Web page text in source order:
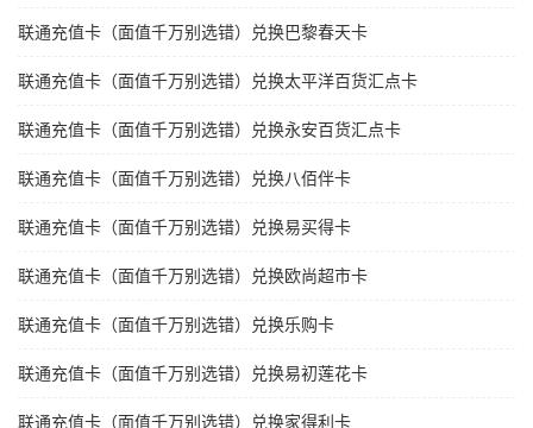
联通充值卡（面值千万别选错）兑换巴黎春天卡
联通充值卡（面值千万别选错）兑换太平洋百货汇点卡
联通充值卡（面值千万别选错）兑换永安百货汇点卡
联通充值卡（面值千万别选错）兑换八佰伴卡
联通充值卡（面值千万别选错）兑换易买得卡
联通充值卡（面值千万别选错）兑换欧尚超市卡
联通充值卡（面值千万别选错）兑换乐购卡
联通充值卡（面值千万别选错）兑换易初莲花卡
联通充值卡（面值千万别选错）兑换家得利卡